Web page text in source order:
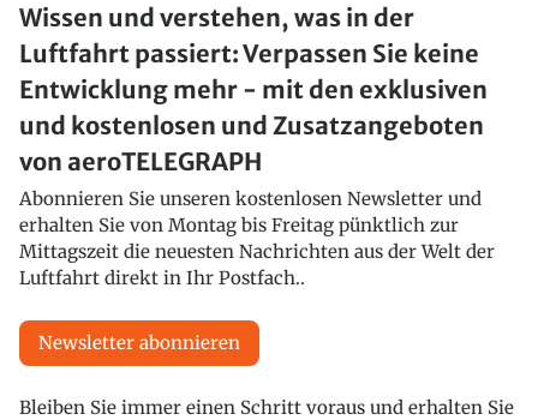
Wissen und verstehen, was in der
Luftfahrt passiert: Verpassen Sie keine
Entwicklung mehr - mit den exklusiven
und kostenlosen und Zusatzangeboten
von aeroTELEGRAPH
Abonnieren Sie unseren kostenlosen Newsletter und
erhalten Sie von Montag bis Freitag pünktlich zur
Mittagszeit die neuesten Nachrichten aus der Welt der
Luftfahrt direkt in Ihr Postfach..
Newsletter abonnieren
Bleiben Sie immer einen Schritt voraus und erhalten Sie